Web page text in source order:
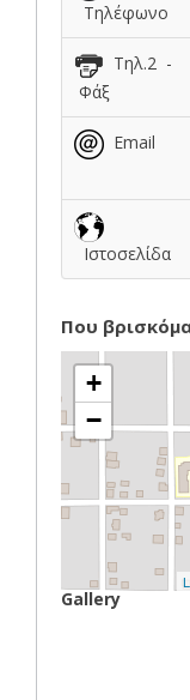
Τηλέφωνο
Τηλ.2 -
Φάξ
Email
Ιστοσελίδα
Που
+
−
Gallery